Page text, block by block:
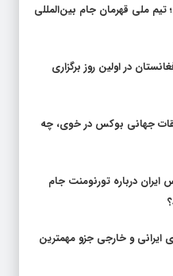
ملی قهرمان جام بین‌المللی
در اولین روز برگزاری
جهانی بوکس در خوی، چه
ایران درباره تورنومنت جام
ایرانی و خارجی جزو مهمترین